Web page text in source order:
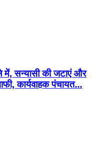
में, सन्यासी की जटाएं और
कार्यवाहक पंचायत...